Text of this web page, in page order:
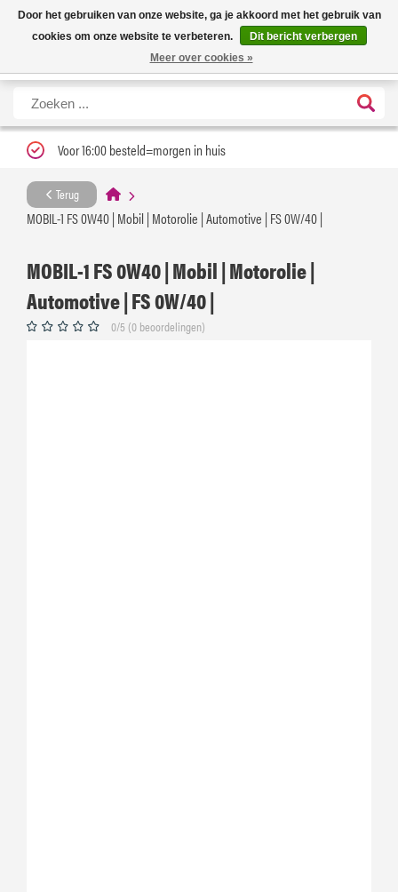
Nieuwe levertijd: 1 tot 3 werkdagen | Nu 25% korting op gehele assortiment
Carfume met kortingscode ''verfrissend''
X
Voor 16:00 besteld=morgen in huis
Terug
MOBIL-1 FS 0W40 | Mobil | Motorolie | Automotive | FS 0W/40 |
MOBIL-1 FS 0W40 | Mobil | Motorolie |
Automotive | FS 0W/40 |
0/5 (0 beoordelingen)
Door het gebruiken van onze website, ga je akkoord met het gebruik van
cookies om onze website te verbeteren.
Dit bericht verbergen
Meer over cookies »